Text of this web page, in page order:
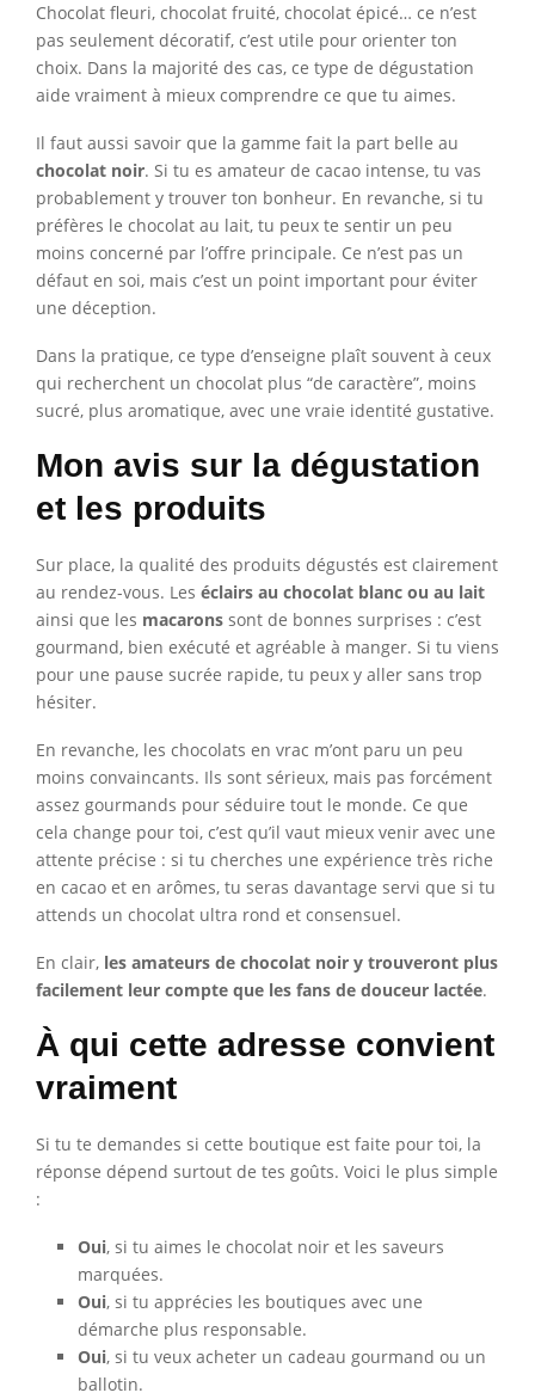
Chocolat fleuri, chocolat fruité, chocolat épicé… ce n’est
pas seulement décoratif, c’est utile pour orienter ton
choix. Dans la majorité des cas, ce type de dégustation
aide vraiment à mieux comprendre ce que tu aimes.
Il faut aussi savoir que la gamme fait la part belle au
chocolat noir. Si tu es amateur de cacao intense, tu vas
probablement y trouver ton bonheur. En revanche, si tu
préfères le chocolat au lait, tu peux te sentir un peu
moins concerné par l’offre principale. Ce n’est pas un
défaut en soi, mais c’est un point important pour éviter
une déception.
Dans la pratique, ce type d’enseigne plaît souvent à ceux
qui recherchent un chocolat plus “de caractère”, moins
sucré, plus aromatique, avec une vraie identité gustative.
Mon avis sur la dégustation
et les produits
Sur place, la qualité des produits dégustés est clairement
au rendez-vous. Les éclairs au chocolat blanc ou au lait
ainsi que les macarons sont de bonnes surprises : c’est
gourmand, bien exécuté et agréable à manger. Si tu viens
pour une pause sucrée rapide, tu peux y aller sans trop
hésiter.
En revanche, les chocolats en vrac m’ont paru un peu
moins convaincants. Ils sont sérieux, mais pas forcément
assez gourmands pour séduire tout le monde. Ce que
cela change pour toi, c’est qu’il vaut mieux venir avec une
attente précise : si tu cherches une expérience très riche
en cacao et en arômes, tu seras davantage servi que si tu
attends un chocolat ultra rond et consensuel.
En clair, les amateurs de chocolat noir y trouveront plus
facilement leur compte que les fans de douceur lactée.
À qui cette adresse convient
vraiment
Si tu te demandes si cette boutique est faite pour toi, la
réponse dépend surtout de tes goûts. Voici le plus simple
:
Oui, si tu aimes le chocolat noir et les saveurs
marquées.
Oui, si tu apprécies les boutiques avec une
démarche plus responsable.
Oui, si tu veux acheter un cadeau gourmand ou un
ballotin.